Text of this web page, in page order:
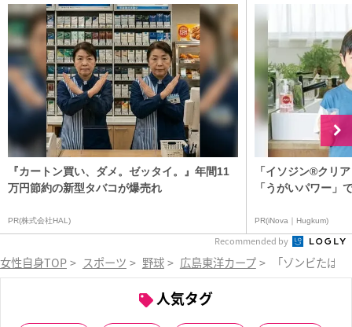
『カートン買い、ダメ。ゼッタイ。』年間11
万円節約の新型タバコが爆売れ
PR(株式会社HAL)
「イソジン®クリ
「うがいパワー」
PR(iNova｜Hugkum)
Recommended by
女性自身TOP > スポーツ > 野球 > 広島東洋カープ > 「ゾンビたば
人気タグ